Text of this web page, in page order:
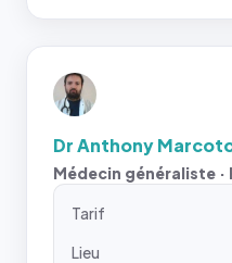
Dr Anthony
Médecin généraliste ·
Tarif
Lieu